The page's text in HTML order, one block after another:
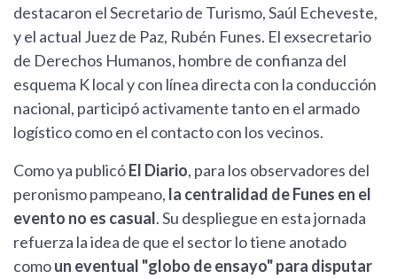
destacaron el Secretario de Turismo, Saúl Echeveste,
y el actual Juez de Paz, Rubén Funes. El exsecretario
de Derechos Humanos, hombre de confianza del
esquema K local y con línea directa con la conducción
nacional, participó activamente tanto en el armado
logístico como en el contacto con los vecinos.
Como ya publicóEl Diario, para los observadores del
peronismo pampeano, la centralidad de Funes en el
evento no es casual. Su despliegue en esta jornada
refuerza la idea de que el sector lo tiene anotado
comoun eventual "globo de ensayo" para disputar